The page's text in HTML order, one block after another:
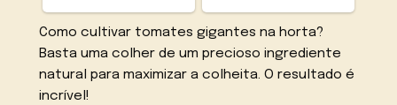
Como cultivar tomates gigantes na horta?
Basta uma colher de um precioso ingrediente
natural para maximizar a colheita. O resultado é
incrível!